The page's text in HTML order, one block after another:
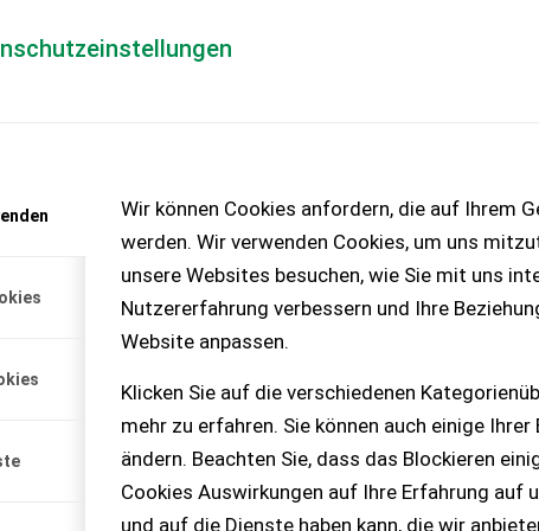
Wir können Cookies anfordern, die auf Ihrem
werden. Wir verwenden Cookies, um uns
unsere Websites besuchen, wie Sie mit uns
Nutzererfahrung verbessern und Ihre
Website anpassen.
Klicken Sie auf die verschiedenen
mehr zu erfahren. Sie können auch einige Ihrer
ändern. Beachten Sie, dass das Blockieren
Cookies Auswirkungen auf Ihre Erfahrung auf
und auf die Dienste haben kann, die wir
– KEINE
710/70R42
Reifen hat einen Riss an